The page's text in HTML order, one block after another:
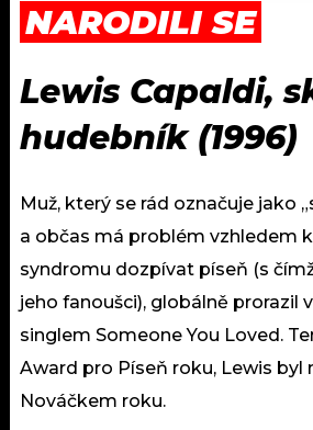
NARODILI SE
Lewis Capaldi,
hudebník (1996)
Muž, který se rád označuje jako
a občas má problém vzhledem
syndromu dozpívat píseň (s
jeho fanoušci), globálně prorazil
singlem Someone You Loved.
Award pro Píseň roku, Lewis byl
Nováčkem roku.